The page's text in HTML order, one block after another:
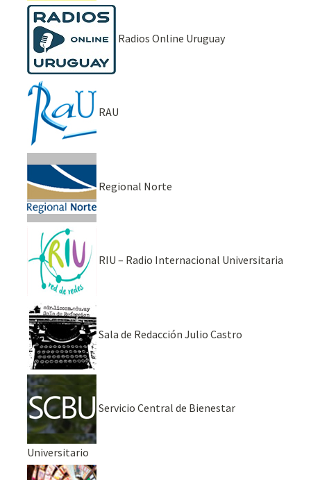
Radios Online Uruguay
RAU
Regional Norte
RIU – Radio Internacional Universitaria
Sala de Redacción Julio Castro
Servicio Central de Bienestar
Universitario